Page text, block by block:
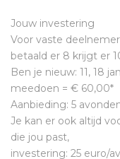
Jouw investering
Voor vaste
betaald er 8 krijgt er
Ben je nieuw: 11, 18
meedoen = € 60,00*
Aanbieding: 5
Je kan er ook altijd
die jou past,
investering: 25 euro/